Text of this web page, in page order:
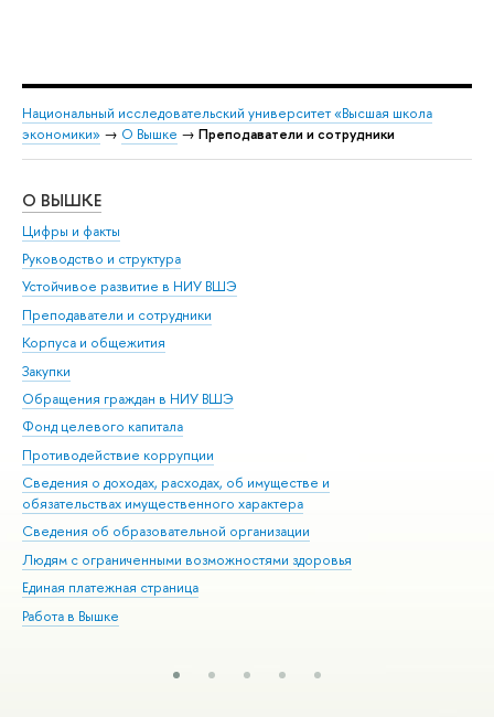
Национальный исследовательский университет «Высшая школа
экономики» → О Вышке → Преподаватели и сотрудники
О ВЫШКЕ
Цифры и факты
Руководство и структура
Устойчивое развитие в НИУ ВШЭ
Преподаватели и сотрудники
Корпуса и общежития
Закупки
Обращения граждан в НИУ ВШЭ
Фонд целевого капитала
Противодействие коррупции
Сведения о доходах, расходах, об имуществе и
обязательствах имущественного характера
Сведения об образовательной организации
Людям с ограниченными возможностями здоровья
Единая платежная страница
Работа в Вышке